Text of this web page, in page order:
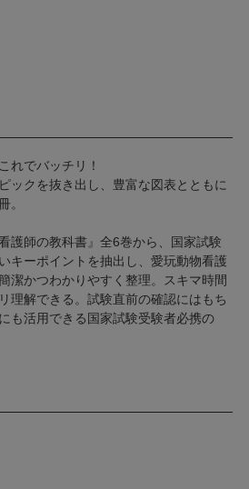
れでバッチリ！
ックを抜き出し、豊富な図表とともに
。
護師の教科書』全6巻から、国家試験
キーポイントを抽出し、愛玩動物看護
潔かつわかりやすく整理。スキマ時間
理解できる。試験直前の確認にはもち
も活用できる国家試験受験者必携の